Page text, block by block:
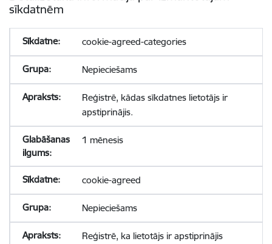
sīkdatnēm
cookie-agreed-categories
Nepieciešams
Reģistrē, kādas sīkdatnes lietotājs ir
apstiprinājis.
1 mēnesis
cookie-agreed
Nepieciešams
Reģistrē, ka lietotājs ir apstiprinājis